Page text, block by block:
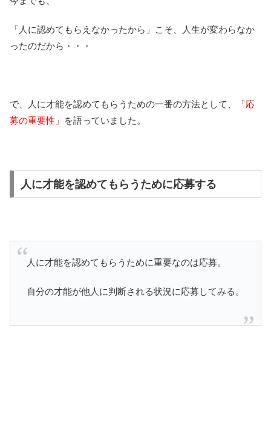
「人に認めてもらえなかったから」こそ、人生が変わらなか
ったのだから・・・
で、人に才能を認めてもらうための一番の方法として、
「応
募の重要性」
を語っていました。
人に才能を認めてもらうために応募する
人に才能を認めてもらうために重要なのは応募。
自分の才能が他人に判断される状況に応募してみる。